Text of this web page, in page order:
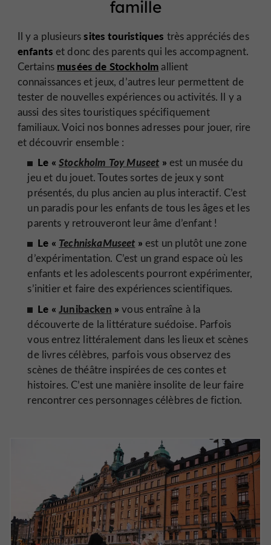
famille
Il y a plusieurssites touristiques très appréciés des
enfants et donc des parents qui les accompagnent.
Certains musées de Stockholmallient
connaissances et jeux, d’autres leur permettent de
tester de nouvelles expériences ou activités. Il y a
aussi des sites touristiques spécifiquement
familiaux. Voici nos bonnes adresses pour jouer, rire
et découvrir ensemble :
Le «Stockholm Toy Museet » est un musée du
jeu et du jouet. Toutes sortes de jeux y sont
présentés, du plus ancien au plus interactif. C’est
un paradis pour les enfants de tous les âges et les
parents y retrouveront leur âme d’enfant !
Le « TechniskaMuseet »est un plutôt une zone
d’expérimentation. C’est un grand espace où les
enfants et les adolescents pourront expérimenter,
s’initier et faire des expériences scientifiques.
Le «Junibacken »vous entraîne à la
découverte de la littérature suédoise. Parfois
vous entrez littéralement dans les lieux et scènes
de livres célèbres, parfois vous observez des
scènes de théâtre inspirées de ces contes et
histoires. C’est une manière insolite de leur faire
rencontrer ces personnages célèbres de fiction.